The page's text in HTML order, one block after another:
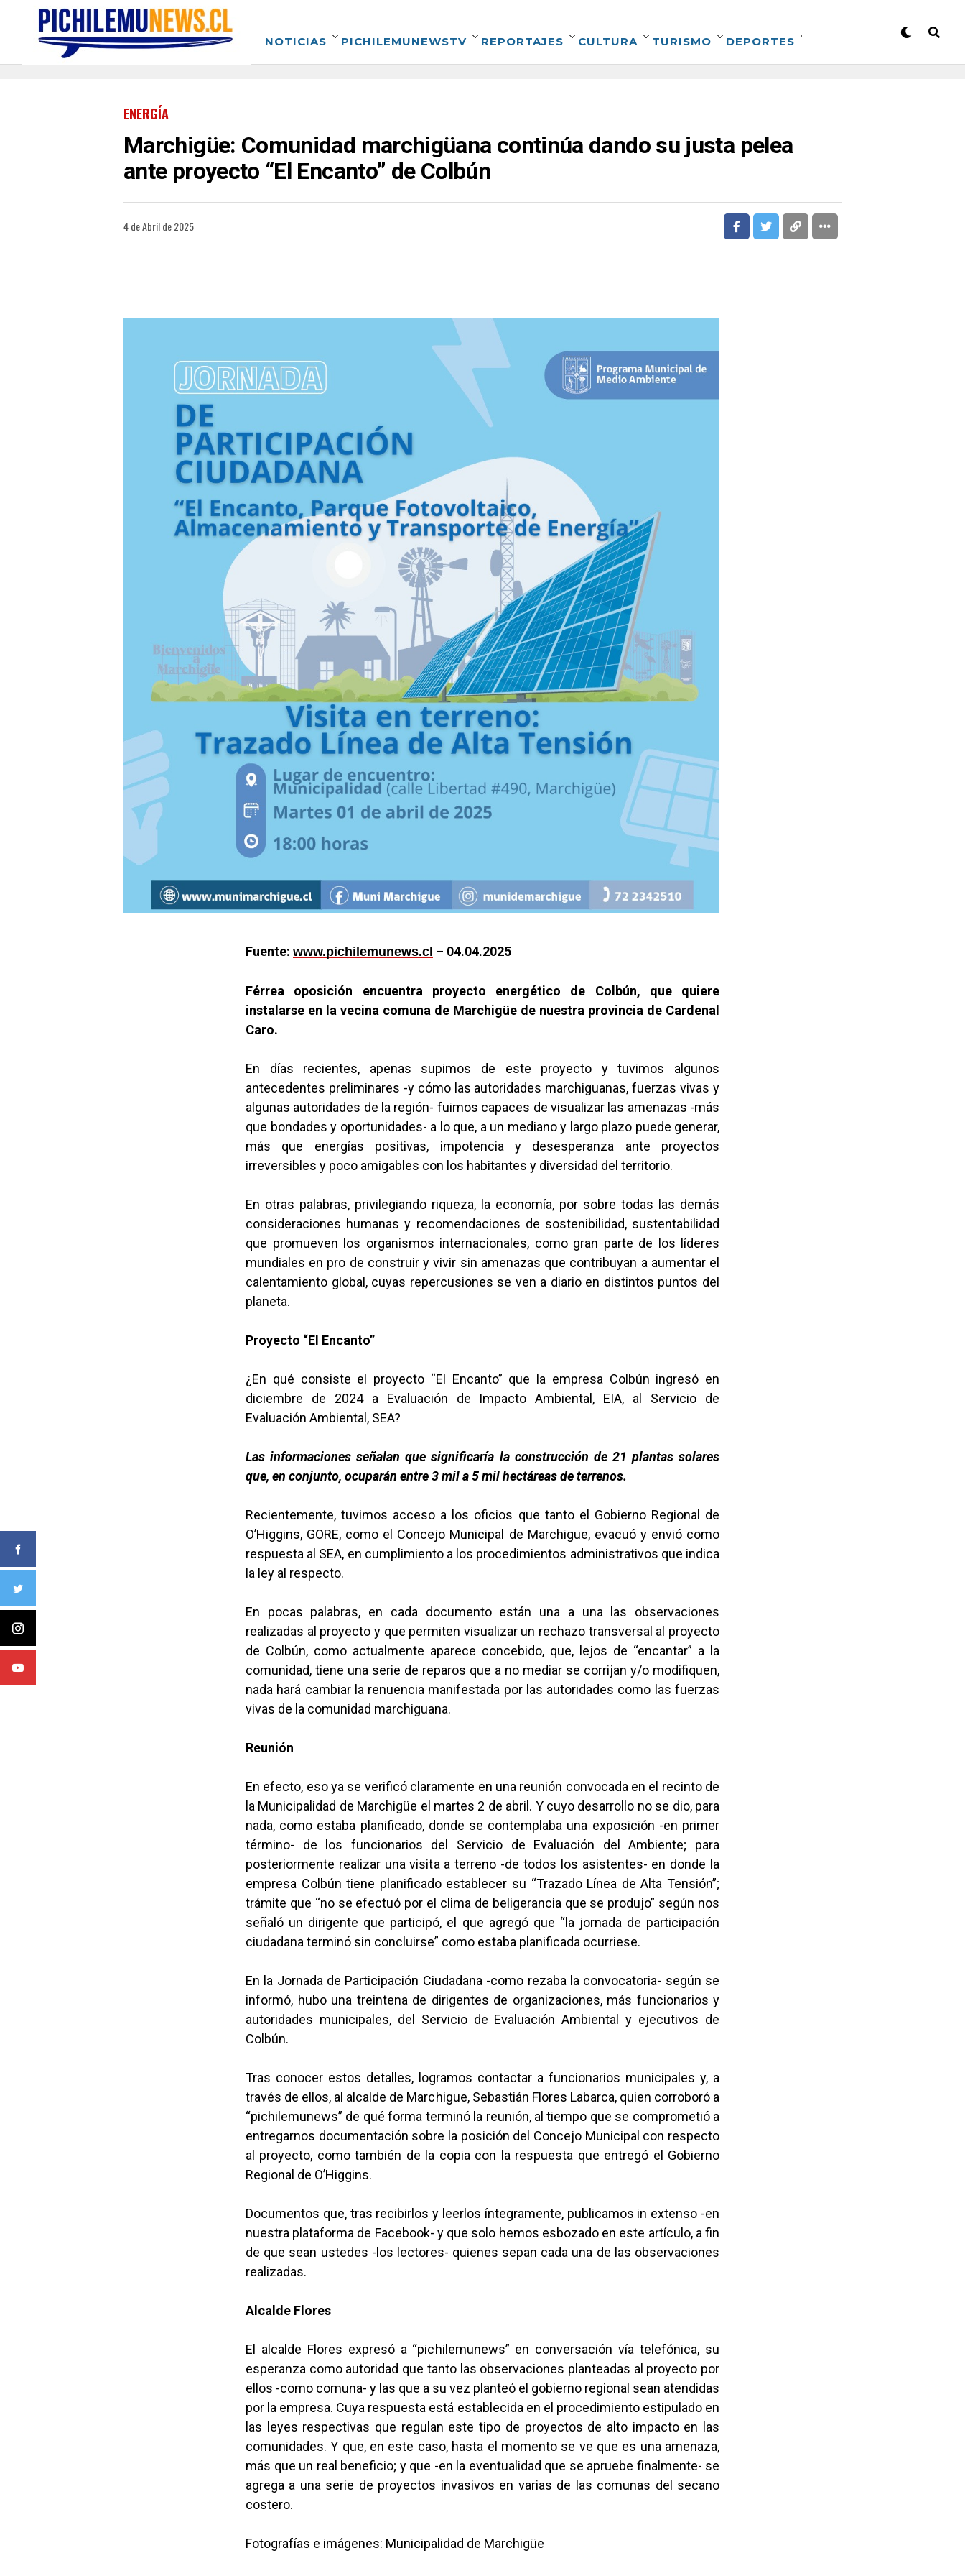
NOTICIAS PICHILEMUNEWSTV REPORTAJES CULTURA TURISMO DEPORTES
ENERGÍA
Marchigüe: Comunidad marchigüana continúa dando su justa pelea
ante proyecto “El Encanto” de Colbún
4 de Abril de 2025
Fuente: www.pichilemunews.cl – 04.04.2025
Férrea oposición encuentra proyecto energético de Colbún, que quiere
instalarse en la vecina comuna de Marchigüe de nuestra provincia de Cardenal
Caro.
En días recientes, apenas supimos de este proyecto y tuvimos algunos
antecedentes preliminares -y cómo las autoridades marchiguanas, fuerzas vivas y
algunas autoridades de la región- fuimos capaces de visualizar las amenazas -más
que bondades y oportunidades- a lo que, a un mediano y largo plazo puede generar,
más que energías positivas, impotencia y desesperanza ante proyectos
irreversibles y poco amigables con los habitantes y diversidad del territorio.
En otras palabras, privilegiando riqueza, la economía, por sobre todas las demás
consideraciones humanas y recomendaciones de sostenibilidad, sustentabilidad
que promueven los organismos internacionales, como gran parte de los líderes
mundiales en pro de construir y vivir sin amenazas que contribuyan a aumentar el
calentamiento global, cuyas repercusiones se ven a diario en distintos puntos del
planeta.
Proyecto “El Encanto”
¿En qué consiste el proyecto “El Encanto” que la empresa Colbún ingresó en
diciembre de 2024 a Evaluación de Impacto Ambiental, EIA, al Servicio de
Evaluación Ambiental, SEA?
Las informaciones señalan que significaría la construcción de 21 plantas solares
que, en conjunto, ocuparán entre 3 mil a 5 mil hectáreas de terrenos.
Recientemente, tuvimos acceso a los oficios que tanto el Gobierno Regional de
O’Higgins, GORE, como el Concejo Municipal de Marchigue, evacuó y envió como
respuesta al SEA, en cumplimiento a los procedimientos administrativos que indica
la ley al respecto.
En pocas palabras, en cada documento están una a una las observaciones
realizadas al proyecto y que permiten visualizar un rechazo transversal al proyecto
de Colbún, como actualmente aparece concebido, que, lejos de “encantar” a la
comunidad, tiene una serie de reparos que a no mediar se corrijan y/o modifiquen,
nada hará cambiar la renuencia manifestada por las autoridades como las fuerzas
vivas de la comunidad marchiguana.
Reunión
En efecto, eso ya se verificó claramente en una reunión convocada en el recinto de
la Municipalidad de Marchigüe el martes 2 de abril. Y cuyo desarrollo no se dio, para
nada, como estaba planificado, donde se contemplaba una exposición -en primer
término- de los funcionarios del Servicio de Evaluación del Ambiente; para
posteriormente realizar una visita a terreno -de todos los asistentes- en donde la
empresa Colbún tiene planificado establecer su “Trazado Línea de Alta Tensión”;
trámite que “no se efectuó por el clima de beligerancia que se produjo” según nos
señaló un dirigente que participó, el que agregó que “la jornada de participación
ciudadana terminó sin concluirse” como estaba planificada ocurriese.
En la Jornada de Participación Ciudadana -como rezaba la convocatoria- según se
informó, hubo una treintena de dirigentes de organizaciones, más funcionarios y
autoridades municipales, del Servicio de Evaluación Ambiental y ejecutivos de
Colbún.
Tras conocer estos detalles, logramos contactar a funcionarios municipales y, a
través de ellos, al alcalde de Marchigue, Sebastián Flores Labarca, quien corroboró a
“pichilemunews” de qué forma terminó la reunión, al tiempo que se comprometió a
entregarnos documentación sobre la posición del Concejo Municipal con respecto
al proyecto, como también de la copia con la respuesta que entregó el Gobierno
Regional de O’Higgins.
Documentos que, tras recibirlos y leerlos íntegramente, publicamos in extenso -en
nuestra plataforma de Facebook- y que solo hemos esbozado en este artículo, a fin
de que sean ustedes -los lectores- quienes sepan cada una de las observaciones
realizadas.
Alcalde Flores
El alcalde Flores expresó a “pichilemunews” en conversación vía telefónica, su
esperanza como autoridad que tanto las observaciones planteadas al proyecto por
ellos -como comuna- y las que a su vez planteó el gobierno regional sean atendidas
por la empresa. Cuya respuesta está establecida en el procedimiento estipulado en
las leyes respectivas que regulan este tipo de proyectos de alto impacto en las
comunidades. Y que, en este caso, hasta el momento se ve que es una amenaza,
más que un real beneficio; y que -en la eventualidad que se apruebe finalmente- se
agrega a una serie de proyectos invasivos en varias de las comunas del secano
costero.
Fotografías e imágenes: Municipalidad de Marchigüe